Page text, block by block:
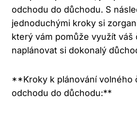
odchodu do důchodu. S
jednoduchými kroky si
který vám pomůže využít váš
naplánovat si dokonalý
**Kroky k plánování volného
odchodu do důchodu:**